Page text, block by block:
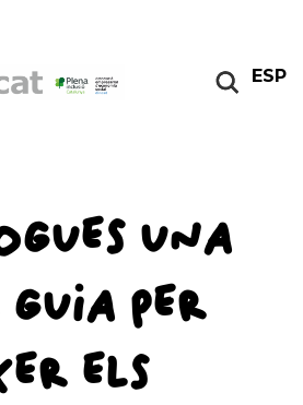
ESP
UNA
PER
ELS